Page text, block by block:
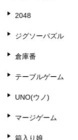
2048
ジグソーパズル
倉庫番
テーブルゲーム
UNO(ウノ)
マージゲーム
箱入り娘